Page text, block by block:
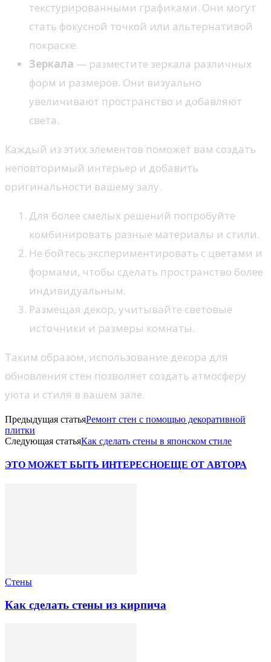
текстурированными графиками. Они могут
стать фокусной точкой или альтернативой
покраске.
Зеркала — разместите зеркала различных
форм и размеров. Они визуально
увеличивают пространство и добавляют
света.
Каждый из этих элементов поможет вам создать
неповторимый интерьер и добавить
оригинальности вашему залу.
Для более смелых решений попробуйте
комбинировать разные материалы и стили.
Не бойтесь экспериментировать с цветами и
формами, чтобы сделать пространство более
индивидуальным.
Размещая декор, учитывайте световые
источники и размеры комнаты.
Таким образом, использование декора для
обновления стен позволяет создать атмосферу
уюта и стиля в вашем зале.
Предыдущая статьяРемонт стен с помощью декоративной
плитки
Следующая статьяКак сделать стены в японском стиле
ЭТО МОЖЕТ БЫТЬ ИНТЕРЕСНОЕЩЕ ОТ АВТОРА
Стены
Как сделать стены из кирпича